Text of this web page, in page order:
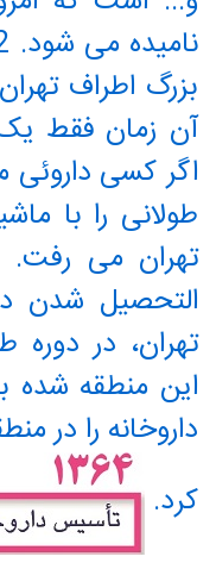
بزرگ اطراف
آن زمان فقط یک
اگر کسی
طولانی را با
تهران می رفت.
التحصیل شدن
تهران، در
داروخانه را در
کرد.